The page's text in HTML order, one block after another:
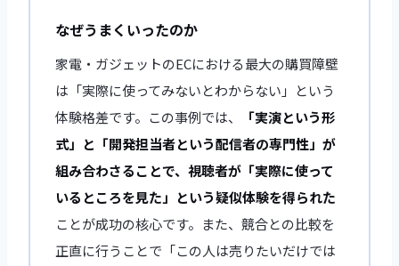
なぜうまくいったのか
家電・ガジェットのECにおける最大の購買障壁
は「実際に使ってみないとわからない」という
体験格差です。この事例では、
「実演という形
式」と「開発担当者という配信者の専門性」が
組み合わさることで、視聴者が「実際に使って
いるところを見た」という疑似体験を得られた
ことが成功の核心です。また、競合との比較を
正直に行うことで「この人は売りたいだけでは